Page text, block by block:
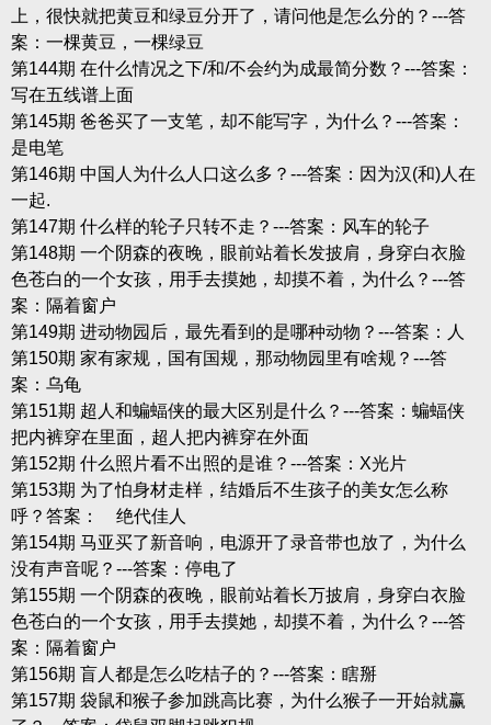
上，很快就把黄豆和绿豆分开了，请问他是怎么分的？---答
案：一棵黄豆，一棵绿豆
第144期 在什么情况之下/和/不会约为成最简分数？---答案：
写在五线谱上面
第145期 爸爸买了一支笔，却不能写字，为什么？---答案：
是电笔
第146期 中国人为什么人口这么多？---答案：因为汉(和)人在
一起.
第147期 什么样的轮子只转不走？---答案：风车的轮子
第148期 一个阴森的夜晚，眼前站着长发披肩，身穿白衣脸
色苍白的一个女孩，用手去摸她，却摸不着，为什么？---答
案：隔着窗户
第149期 进动物园后，最先看到的是哪种动物？---答案：人
第150期 家有家规，国有国规，那动物园里有啥规？---答
案：乌龟
第151期 超人和蝙蝠侠的最大区别是什么？---答案：蝙蝠侠
把内裤穿在里面，超人把内裤穿在外面
第152期 什么照片看不出照的是谁？---答案：X光片
第153期 为了怕身材走样，结婚后不生孩子的美女怎么称
呼？答案： 绝代佳人
第154期 马亚买了新音响，电源开了录音带也放了，为什么
没有声音呢？---答案：停电了
第155期 一个阴森的夜晚，眼前站着长万披肩，身穿白衣脸
色苍白的一个女孩，用手去摸她，却摸不着，为什么？---答
案：隔着窗户
第156期 盲人都是怎么吃桔子的？---答案：瞎掰
第157期 袋鼠和猴子参加跳高比赛，为什么猴子一开始就赢